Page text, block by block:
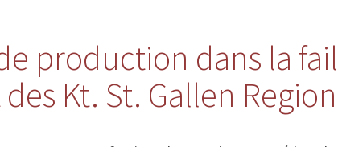
9223 Schweizersholz
9212 Arnegg
9204 Andwil SG
9203 Niederwil SG
production dans la
Kt. St. Gallen